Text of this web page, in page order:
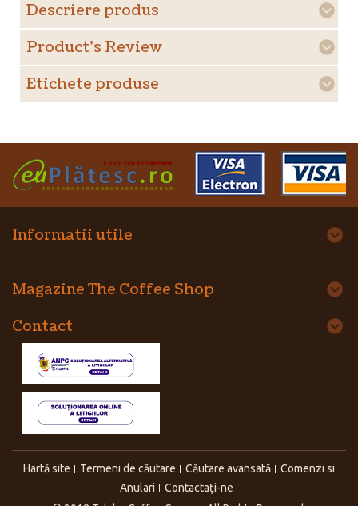
Descriere produs
Product's Review
Etichete produse
Informatii utile
Magazine The Coffee Shop
Contact
Hartă site Termeni de căutare Căutare avansată
Comenzi si
Anulari
Contactaţi-ne